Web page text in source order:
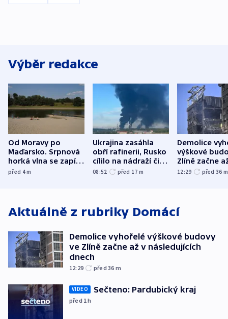
Výběr redakce
Od Moravy po
Maďarsko. Srpnová
horká vlna se zapíše
do dějin
před 4m
Ukrajina zasáhla
obří rafinerii, Rusko
cílilo na nádraží či
autobus
08:52 před 17 m
Demolice
výškové
Zlíně začne
následujících
12:29 před 36 m
Aktuálně z rubriky Domácí
Demolice vyhořelé výškové budovy
ve Zlíně začne až v následujících
dnech
12:29 před 36 m
VIDEO Sečteno: Pardubický kraj
před 1h